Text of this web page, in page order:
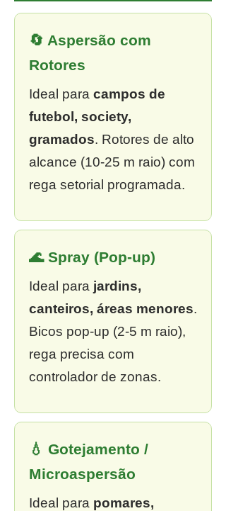
🔄 Aspersão com
Rotores
Ideal para campos de
futebol, society,
gramados. Rotores de alto
alcance (10-25 m raio) com
rega setorial programada.
🌊 Spray (Pop-up)
Ideal para jardins,
canteiros, áreas menores.
Bicos pop-up (2-5 m raio),
rega precisa com
controlador de zonas.
💧 Gotejamento /
Microaspersão
Ideal para pomares,